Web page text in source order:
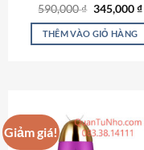
Được xếp
hạng4.79
5 sao
590,000₫ Giá
là:
590,000 ₫.
345,000₫
THÊM VÀO GIỎ HÀNG
Giảm giá!